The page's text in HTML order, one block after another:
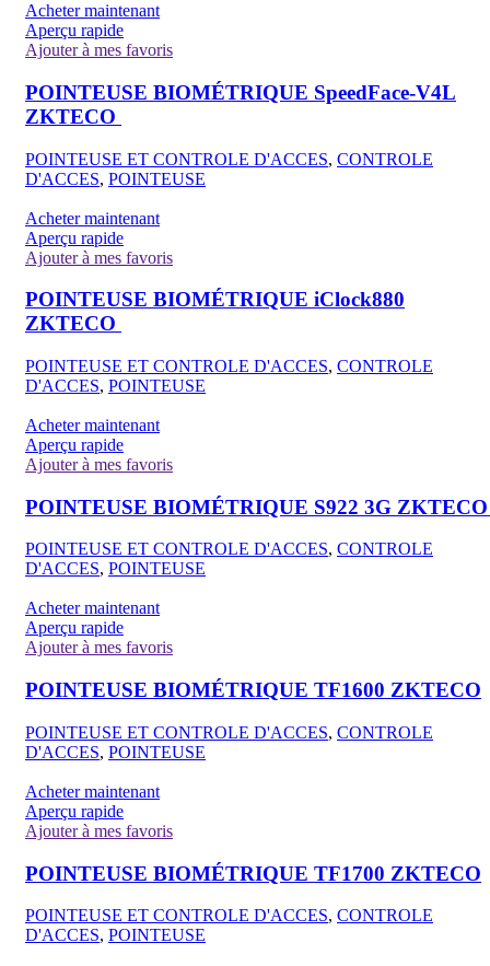
Acheter maintenant
Aperçu rapide
Ajouter à mes favoris
POINTEUSE BIOMÉTRIQUE SpeedFace-V4L
ZKTECO
POINTEUSE ET CONTROLE D'ACCES, CONTROLE
D'ACCES, POINTEUSE
Acheter maintenant
Aperçu rapide
Ajouter à mes favoris
POINTEUSE BIOMÉTRIQUE iClock880
ZKTECO
POINTEUSE ET CONTROLE D'ACCES, CONTROLE
D'ACCES, POINTEUSE
Acheter maintenant
Aperçu rapide
Ajouter à mes favoris
POINTEUSE BIOMÉTRIQUE S922 3G
POINTEUSE ET CONTROLE D'ACCES, CONTROLE
D'ACCES, POINTEUSE
Acheter maintenant
Aperçu rapide
Ajouter à mes favoris
POINTEUSE BIOMÉTRIQUE TF1600 ZKTECO
POINTEUSE ET CONTROLE D'ACCES, CONTROLE
D'ACCES, POINTEUSE
Acheter maintenant
Aperçu rapide
Ajouter à mes favoris
POINTEUSE BIOMÉTRIQUE TF1700 ZKTECO
POINTEUSE ET CONTROLE D'ACCES, CONTROLE
D'ACCES, POINTEUSE